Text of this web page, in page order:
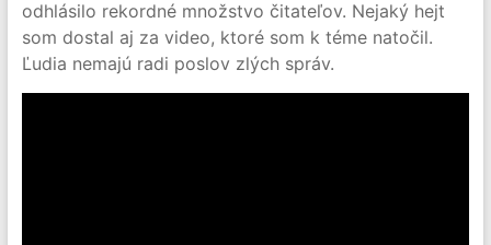
odhlásilo rekordné množstvo čitateľov. Nejaký hejt
som dostal aj za video, ktoré som k téme natočil.
Ľudia nemajú radi poslov zlých správ.